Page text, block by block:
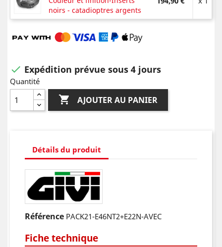
noirs - catadioptres argents
 Expédition prévue sous 4 jours
Quantité
 AJOUTER AU PANIER
Détails du produit
Référence PACK21-E46NT2+E22N-AVEC
Fiche technique